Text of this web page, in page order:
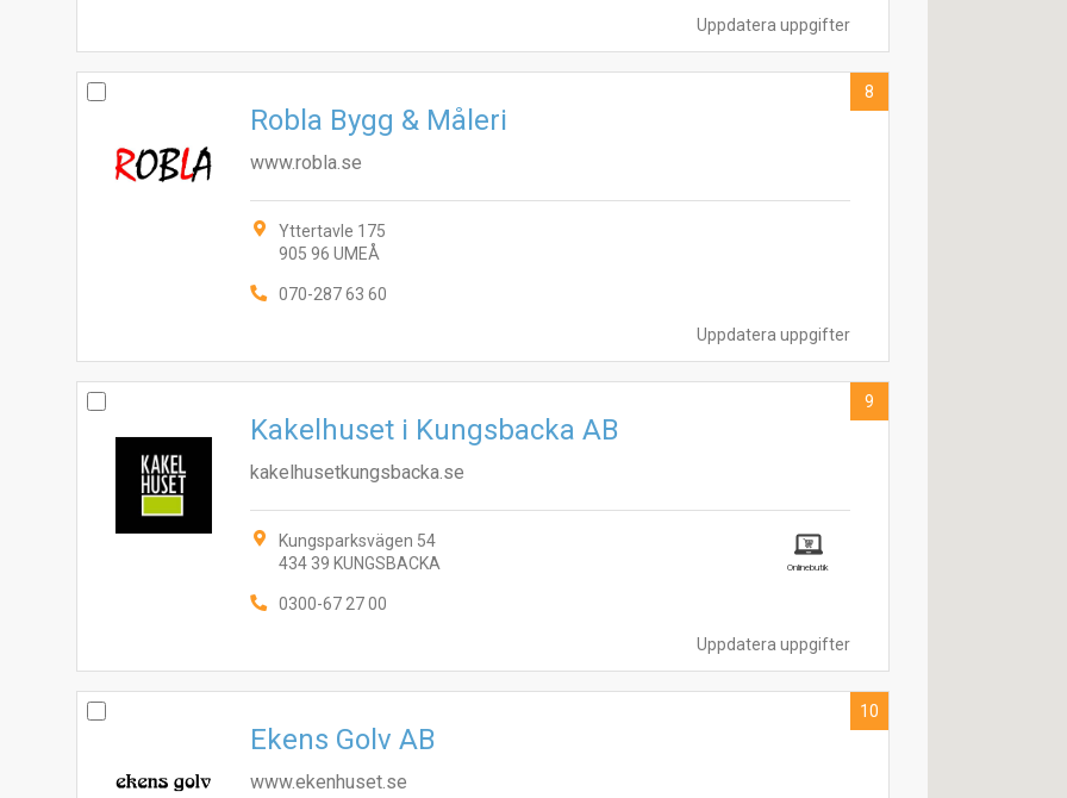
Uppdatera uppgifter
Uppdatera uppgifter
Robla Bygg & Måleri
www.robla.se
Yttertavle 175
905 96 UMEÅ
070-287 63 60
8
Uppdatera uppgifter
Kakelhuset i Kungsbacka AB
kakelhusetkungsbacka.se
Kungsparksvägen 54
434 39 KUNGSBACKA
0300-67 27 00
Onlinebutik
9
Ekens Golv AB
www.ekenhuset.se
10